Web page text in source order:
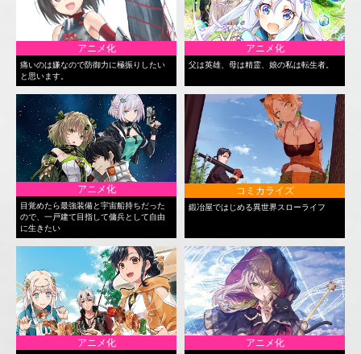
アニメ化
痛いのは嫌なので防御力に極振りしたい
と思います。
アニメ化
父は英雄、母は精霊、娘の私は転生者。
アニメ化
目覚めたら最強装備と宇宙船持ちだった
ので、一戸建て目指して傭兵として自由
に生きたい
コミカライズ
鍛冶屋ではじめる異世界スローライフ
アニメ化 アニメ化